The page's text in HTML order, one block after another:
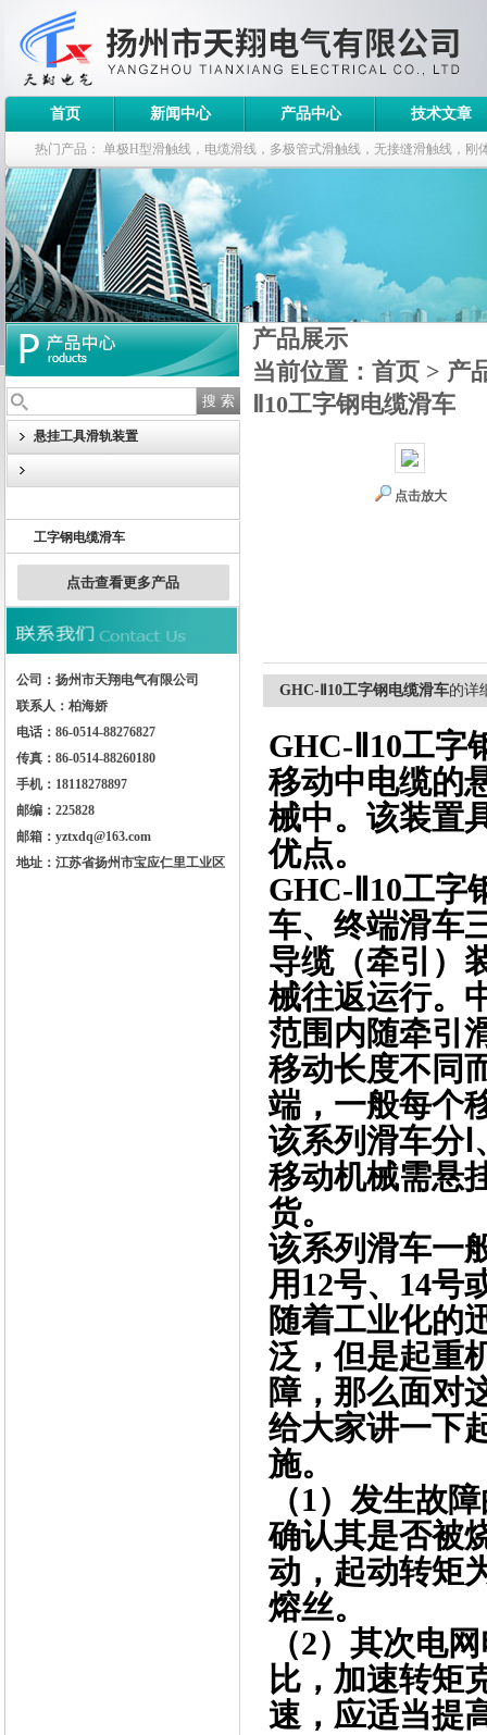
扬州市天翔电气有限公司
首页 新闻中心 产品中心 技术文章
热门产品： 单极H型滑触线，电缆滑线，多极管式滑触线，无接缝滑触线，刚
钢电缆滑车
悬挂工具滑轨装置
Ω-W轨道导轨
工字钢电缆滑车
点击查看更多产品
公司：扬州市天翔电气有限公司
联系人：柏海娇
电话：86-0514-88276827
传真：86-0514-88260180
手机：18118278897
邮编：225828
邮箱：yztxdq@163.com
地址：江苏省扬州市宝应仁里工业区
产品展示
当前位置： 首页 > 产
Ⅱ10工字钢电缆滑车
点击放大
GHC-Ⅱ10工字钢电缆滑车的详
GHC-Ⅱ10工字
移动中电缆的
械中。该装置
优点。
GHC-Ⅱ10工字
车、终端滑车
导缆（牵引）
械往返运行。
范围内随牵引
移动长度不同
端，一般每个
该系列滑车分
移动机械需悬
货。
该系列滑车一
用12号、14号
随着工业化的
泛，但是起重
障，那么面对
给大家讲一下
施。
（1）发生故
确认其是否被
动，起动转矩
熔丝。
（2）其次电
比，加速转矩
速，应适当提